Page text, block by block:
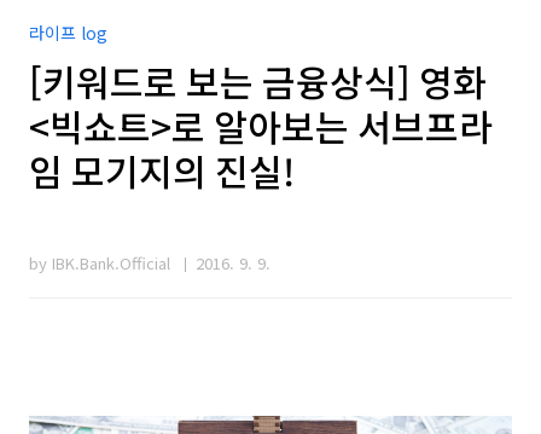
라이프 log
[키워드로 보는 금융상식] 영화
<빅쇼트>로 알아보는 서브프라
임 모기지의 진실!
by IBK.Bank.Official 2016. 9. 9.